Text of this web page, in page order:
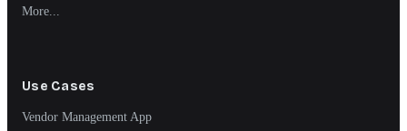
More...
Use Cases
Vendor Management App